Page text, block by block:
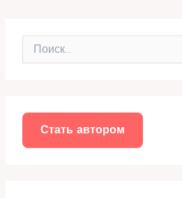
Стать автором